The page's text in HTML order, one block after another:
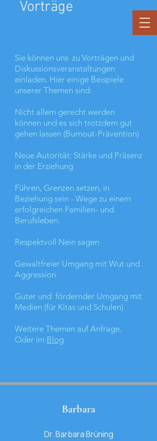
Vorträge
Sie können uns zu Vorträgen und
Diskussionsveranstaltungen
einladen. Hier einige Beispiele
unserer Themen sind:
Nicht allem gerecht werden
können und es sich trotzdem gut
gehen lassen (Burnout-Prävention)
Neue Autorität: Stärke und Präsenz
in der Erziehung
Führen, Grenzen setzen, in
Beziehung sein - Wege zu einem
erfolgreichen Familien- und
Berufsleben.
Respektvoll Nein sagen
Gewaltfreier Umgang mit Wut und
Aggression
Guter und fördernder Umgang mit
Medien (für Kitas und Schulen)
Weitere Themen auf Anfrage.
Oder im Blog
Barbara
Dr. Barbara Brüning